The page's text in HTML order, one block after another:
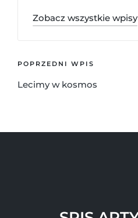
Zobacz wszystkie wpisy
POPRZEDNI WPIS
Lecimy w kosmos